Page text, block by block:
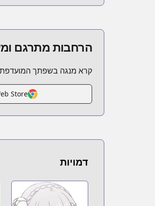
הרחבות מתרגם
קרא מנגה בשפתך
Store
דמויות